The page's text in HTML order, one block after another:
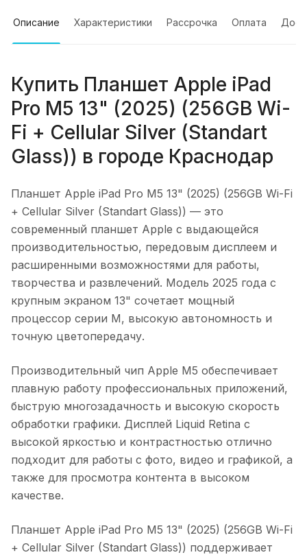
Описание Характеристики Рассрочка Оплата
Купить Планшет Apple iPad
Pro M5 13" (2025) (256GB Wi-
Fi + Cellular Silver (Standart
Glass)) в городе Краснодар
Планшет Apple iPad Pro M5 13" (2025) (256GB Wi-Fi
+ Cellular Silver (Standart Glass)) — это
современный планшет Apple с выдающейся
производительностью, передовым дисплеем и
расширенными возможностями для работы,
творчества и развлечений. Модель 2025 года с
крупным экраном 13" сочетает мощный
процессор серии M, высокую автономность и
точную цветопередачу.
Производительный чип Apple M5 обеспечивает
плавную работу профессиональных приложений,
быструю многозадачность и высокую скорость
обработки графики. Дисплей Liquid Retina с
высокой яркостью и контрастностью отлично
подходит для работы с фото, видео и графикой, а
также для просмотра контента в высоком
качестве.
Планшет Apple iPad Pro M5 13" (2025) (256GB Wi-Fi
+ Cellular Silver (Standart Glass)) поддерживает